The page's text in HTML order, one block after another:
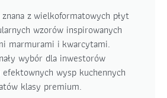
z wielkoformatowych płyt
wzorów inspirowanych
marmurami i kwarcytami.
wybór dla inwestorów
efektownych wysp kuchennych
klasy premium.